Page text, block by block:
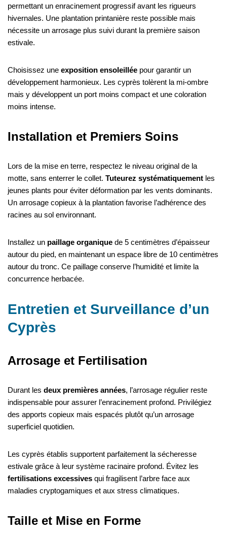
permettant un enracinement progressif avant les rigueurs
hivernales. Une plantation printanière reste possible mais
nécessite un arrosage plus suivi durant la première saison
estivale.
Choisissez une exposition ensoleillée pour garantir un
développement harmonieux. Les cyprès tolèrent la mi-ombre
mais y développent un port moins compact et une coloration
moins intense.
Installation et Premiers Soins
Lors de la mise en terre, respectez le niveau original de la
motte, sans enterrer le collet. Tuteurez systématiquement les
jeunes plants pour éviter déformation par les vents dominants.
Un arrosage copieux à la plantation favorise l’adhérence des
racines au sol environnant.
Installez un paillage organique de 5 centimètres d’épaisseur
autour du pied, en maintenant un espace libre de 10 centimètres
autour du tronc. Ce paillage conserve l’humidité et limite la
concurrence herbacée.
Entretien et Surveillance d’un
Cyprès
Arrosage et Fertilisation
Durant les deux premières années, l’arrosage régulier reste
indispensable pour assurer l’enracinement profond. Privilégiez
des apports copieux mais espacés plutôt qu’un arrosage
superficiel quotidien.
Les cyprès établis supportent parfaitement la sécheresse
estivale grâce à leur système racinaire profond. Évitez les
fertilisations excessives qui fragilisent l’arbre face aux
maladies cryptogamiques et aux stress climatiques.
Taille et Mise en Forme